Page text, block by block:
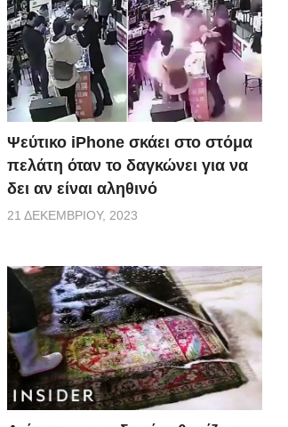
Ψεύτικο iPhone σκάει στο στόμα
πελάτη όταν το δαγκώνει για να
δει αν είναι αληθινό
21 ΔΕΚΕΜΒΡΊΟΥ, 2023